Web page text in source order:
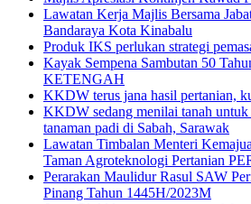
Lawatan Kerja Majlis Bersama
Bandaraya Kota Kinabalu
Produk IKS perlukan strategi
Kayak Sempena Sambutan 50
KETENGAH
KKDW terus jana hasil pertanian,
KKDW sedang menilai tanah
tanaman padi di Sabah, Sarawak
Lawatan Timbalan Menteri
Taman Agroteknologi Pertanian
Perarakan Maulidur Rasul SAW
Pinang Tahun 1445H/2023M